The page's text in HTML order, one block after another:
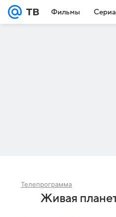
Фильмы
Телепрограмма
Живая